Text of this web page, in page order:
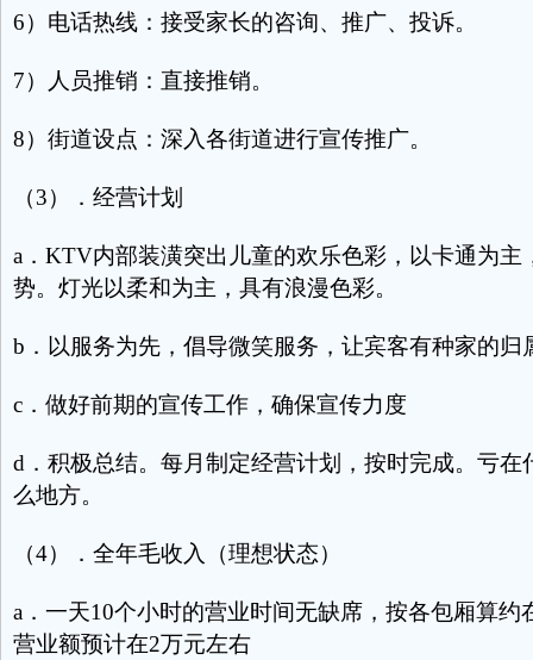
6）电话热线：接受家长的咨询、推广、投诉。
7）人员推销：直接推销。
8）街道设点：深入各街道进行宣传推广。
（3）．经营计划
a．KTV内部装潢突出儿童的欢乐色彩，以卡通为主
势。灯光以柔和为主，具有浪漫色彩。
b．以服务为先，倡导微笑服务，让宾客有种家的归
c．做好前期的宣传工作，确保宣传力度
d．积极总结。每月制定经营计划，按时完成。亏在
么地方。
（4）．全年毛收入（理想状态）
a．一天10个小时的营业时间无缺席，按各包厢算约
营业额预计在2万元左右